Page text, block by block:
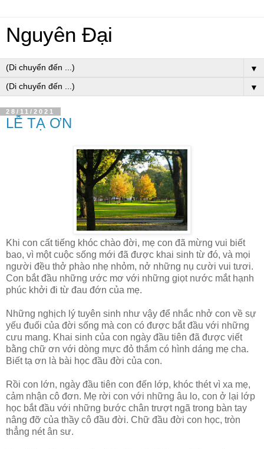
Nguyên Đại
▼
▼
28/11/2021
LỄ TẠ ƠN
Khi con cất tiếng khóc chào đời, mẹ con đã mừng vui biết
bao, vì một cuộc sống mới đã được khai sinh từ đó, và mọi
người đều thở phào nhẹ nhỏm, nở những nụ cười vui tươi.
Con bắt đầu những ước mơ với những giọt nước mắt hạnh
phúc khởi đi từ đau đớn của mẹ.
Những nghịch lý tuyên sinh như vậy để nhắc nhở con về sự
yếu đuối của đời sống mà con có được bắt đầu với những
cưu mang. Khai sinh của con ngày đầu tiên đã được viết
bằng chữ ơn với dòng mực đỏ thắm có hình dáng mẹ cha.
Biết tạ ơn là bài học đầu đời của con.
Rồi con lớn, ngày đầu tiên con đến lớp, khóc thét vì xa mẹ,
cảm nhận cô đơn. Mẹ rời con với những âu lo, con ở lại lớp
học bắt đầu với những bước chân trượt ngã trong bàn tay
nâng đỡ của thầy cô đầu đời. Chữ đầu đời con học, tròn
thẳng nét ân sư.